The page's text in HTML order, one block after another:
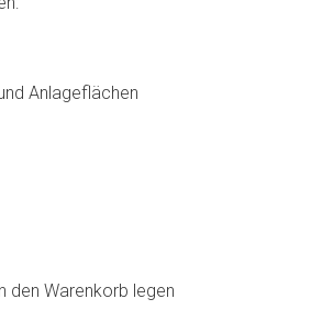
Anlageflächen
den Warenkorb legen